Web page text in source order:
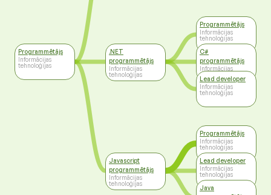
Programmētājs
Informācijas
tehnoloģijas
.NET
programmētājs
Informācijas
tehnoloģijas
Javascript
programmētājs
Informācijas
tehnoloģijas
Programmētājs
Informācijas
tehnoloģijas
C#
programmētājs
Informācijas
tehnoloģijas
Lead developer
Informācijas
tehnoloģijas
Programmētājs
Informācijas
tehnoloģijas
Lead developer
Informācijas
tehnoloģijas
Java